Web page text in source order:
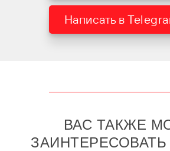
Написать в
ВАС ТАКЖЕ